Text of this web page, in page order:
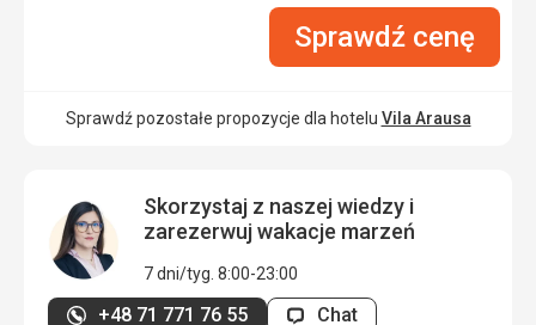
Sprawdź cenę
Sprawdź pozostałe propozycje dla hotelu Vila Arausa
Skorzystaj z naszej wiedzy i
zarezerwuj wakacje marzeń
7 dni/tyg. 8:00-23:00
+48 71 771 76 55 Chat